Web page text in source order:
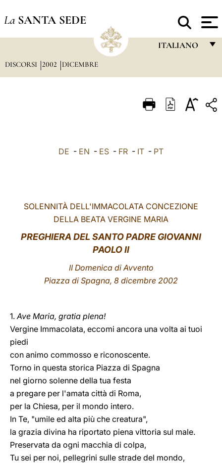
La SANTA SEDE
ITALIANO
ITALIANO
中文
LATINE
DISCORSI 2002 DICEMBRE
DE - EN - ES - FR - IT - PT
SOLENNITÀ DELL'IMMACOLATA CONCEZIONE
DELLA BEATA VERGINE MARIA
PREGHIERA DEL SANTO PADRE GIOVANNI
PAOLO II
II Domenica di Avvento
Piazza di Spagna, 8 dicembre 2002
1.Ave Maria, gratia plena!
Vergine Immacolata, eccomi ancora una volta ai tuoi
piedi
con animo commosso e riconoscente.
Torno in questa storica Piazza di Spagna
nel giorno solenne della tua festa
a pregare per l'amata città di Roma,
per la Chiesa, per il mondo intero.
In Te, "umile ed alta più che creatura",
la grazia divina ha riportato piena vittoria sul male.
Preservata da ogni macchia di colpa,
Tu sei per noi, pellegrini sulle strade del mondo,